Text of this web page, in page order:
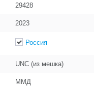
29428
2023
Россия
UNC (из мешка)
ММД